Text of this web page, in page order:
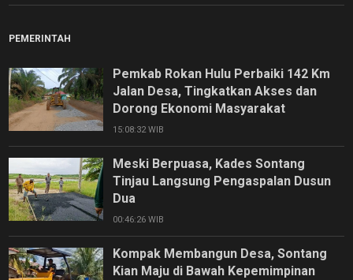
PEMERINTAH
Pemkab Rokan Hulu Perbaiki 142 Km
Jalan Desa, Tingkatkan Akses dan
Dorong Ekonomi Masyarakat
15:08:32 WIB
Meski Berpuasa, Kades Sontang
Tinjau Langsung Pengaspalan Dusun
Dua
00:46:26 WIB
Kompak Membangun Desa, Sontang
Kian Maju di Bawah Kepemimpinan